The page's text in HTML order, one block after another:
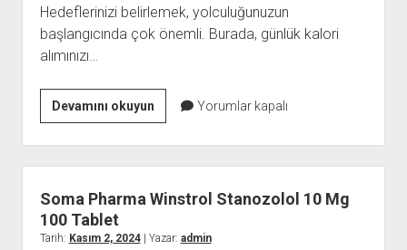
Hedeflerinizi belirlemek, yolculuğunuzun
başlangıcında çok önemli. Burada, günlük kalori
alımınızı…
Devamını okuyunBulk
Kürü
6
Sipariş
Yorumlar kapalı
Soma Pharma Winstrol Stanozolol 10 Mg
100 Tablet
Tarih: Kasım 2, 2024| Yazar: admin